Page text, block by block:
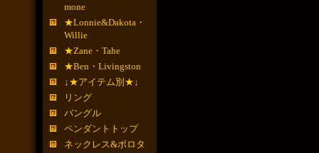
mone
★Lonnie&Dakota・
Willie
★Zane・Tahe
★Ben・Livingston
↓★アイテム別★↓
リング
バングル
ペンダントトップ
ネックレス&ボロタ